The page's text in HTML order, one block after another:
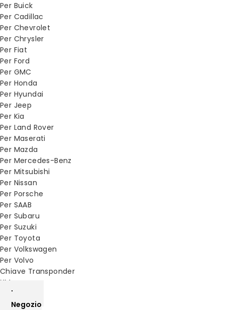
Per Buick
Per Cadillac
Per Chevrolet
Per Chrysler
Per Fiat
Per Ford
Per GMC
Per Honda
Per Hyundai
Per Jeep
Per Kia
Per Land Rover
Per Maserati
Per Mazda
Per Mercedes-Benz
Per Mitsubishi
Per Nissan
Per Porsche
Per SAAB
Per Subaru
Per Suzuki
Per Toyota
Per Volkswagen
Per Volvo
Chiave Transponder
XM
home
Negozio